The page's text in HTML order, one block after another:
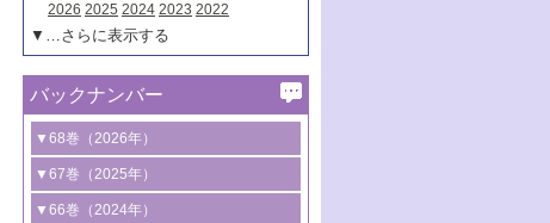
2026 2025 2024 2023 2022
▼…さらに表示する
バックナンバー
▼68巻（2026年）
1号 過酸化水素合成に関する研究動向
2号 コンピューター技術により加速する
▼67巻（2025年）
1号 CO
水素化によるグリーン燃料/グリ
▼66巻（2024年）